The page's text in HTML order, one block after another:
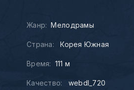
Жанр: Мелодрамы
Страна: Корея Южная
Время: 111 м
Качество: webdl_720